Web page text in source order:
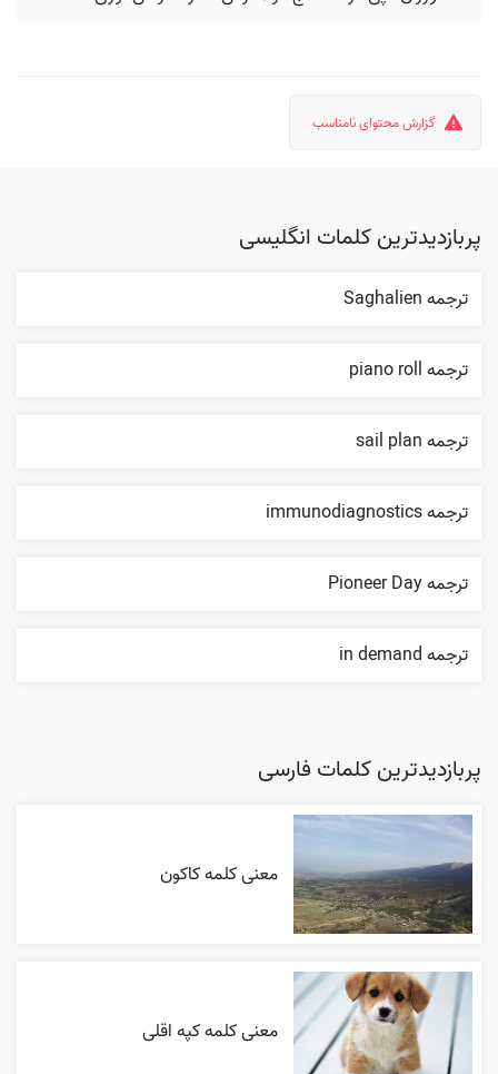
گزارش محتوای نامناسب
پربازدیدترین کلمات انگلیسی
ترجمه Saghalien
ترجمه piano roll
ترجمه sail plan
ترجمه immunodiagnostics
ترجمه Pioneer Day
ترجمه in demand
پربازدیدترین کلمات فارسی
معنی کلمه کاکون
معنی کلمه کپه اقلی